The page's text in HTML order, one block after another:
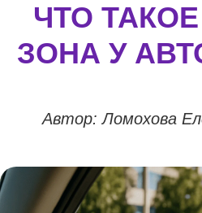
ЧТО
ЗОНА У
Автор: Ломохова